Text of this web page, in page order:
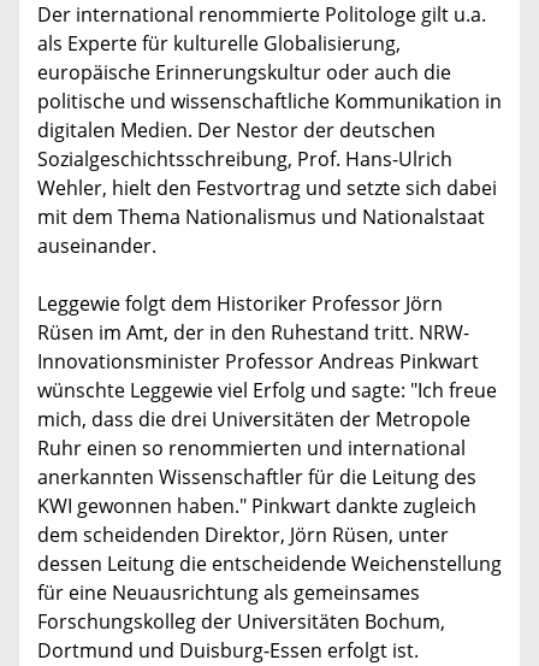
Der international renommierte Politologe gilt u.a.
als Experte für kulturelle Globalisierung,
europäische Erinnerungskultur oder auch die
politische und wissenschaftliche Kommunikation in
digitalen Medien. Der Nestor der deutschen
Sozialgeschichtsschreibung, Prof. Hans-Ulrich
Wehler, hielt den Festvortrag und setzte sich dabei
mit dem Thema Nationalismus und Nationalstaat
auseinander.
Leggewie folgt dem Historiker Professor Jörn
Rüsen im Amt, der in den Ruhestand tritt. NRW-
Innovationsminister Professor Andreas Pinkwart
wünschte Leggewie viel Erfolg und sagte: "Ich freue
mich, dass die drei Universitäten der Metropole
Ruhr einen so renommierten und international
anerkannten Wissenschaftler für die Leitung des
KWI gewonnen haben." Pinkwart dankte zugleich
dem scheidenden Direktor, Jörn Rüsen, unter
dessen Leitung die entscheidende Weichenstellung
für eine Neuausrichtung als gemeinsames
Forschungskolleg der Universitäten Bochum,
Dortmund und Duisburg-Essen erfolgt ist.